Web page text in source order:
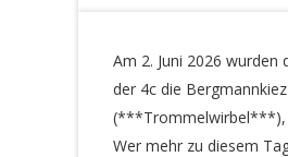
Am 2. Juni 2026 wurden
der 4c die
(***Trommelwirbel***),
Wer mehr zu diesem